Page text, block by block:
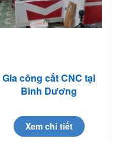
Gia công cắt CNC tại
Bình Dương
Xem chi tiết